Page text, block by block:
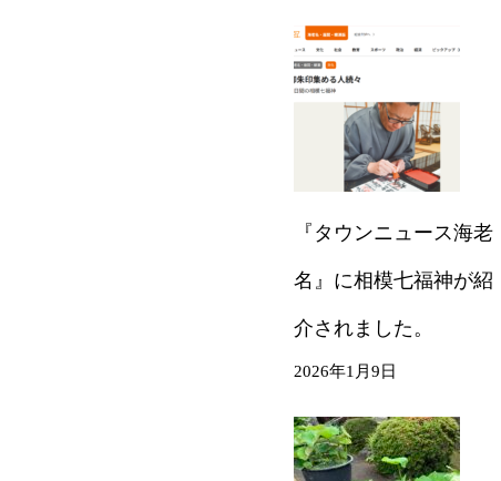
『タウンニュース海老
名』に相模七福神が紹
介されました。
2026年1月9日